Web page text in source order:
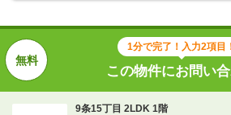
1分で完了！入力2項目！
この物件にお問い
9条15丁目 2LDK 1階